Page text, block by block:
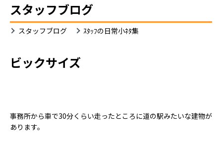
スタッフブログ
スタッフブログ ｽﾀｯﾌの日常小ﾈﾀ集
ビックサイズ
事務所から車で30分くらい走ったところに道の駅みたいな建物が
あります。